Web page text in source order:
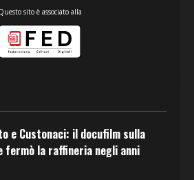
sito è associato alla
e Custonaci: il docufilm sulla
fermò la raffineria negli anni